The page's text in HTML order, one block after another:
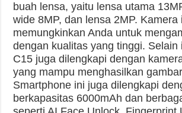
buah lensa, yaitu lensa utama
wide 8MP, dan lensa 2MP. Kamera
memungkinkan Anda untuk
dengan kualitas yang tinggi. Selain
C15 juga dilengkapi dengan
yang mampu menghasilkan
Smartphone ini juga dilengkapi
berkapasitas 6000mAh dan